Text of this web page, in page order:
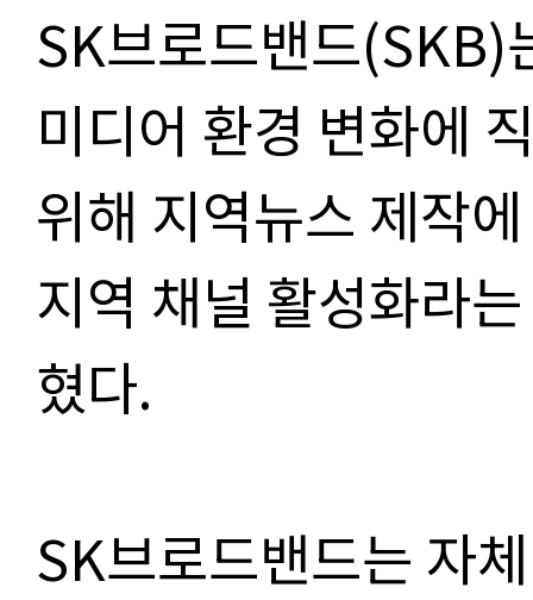
SK브로드밴드(SKB)
미디어 환경 변화에
위해 지역뉴스 제작
지역 채널 활성화라
혔다.
SK브로드밴드는 자